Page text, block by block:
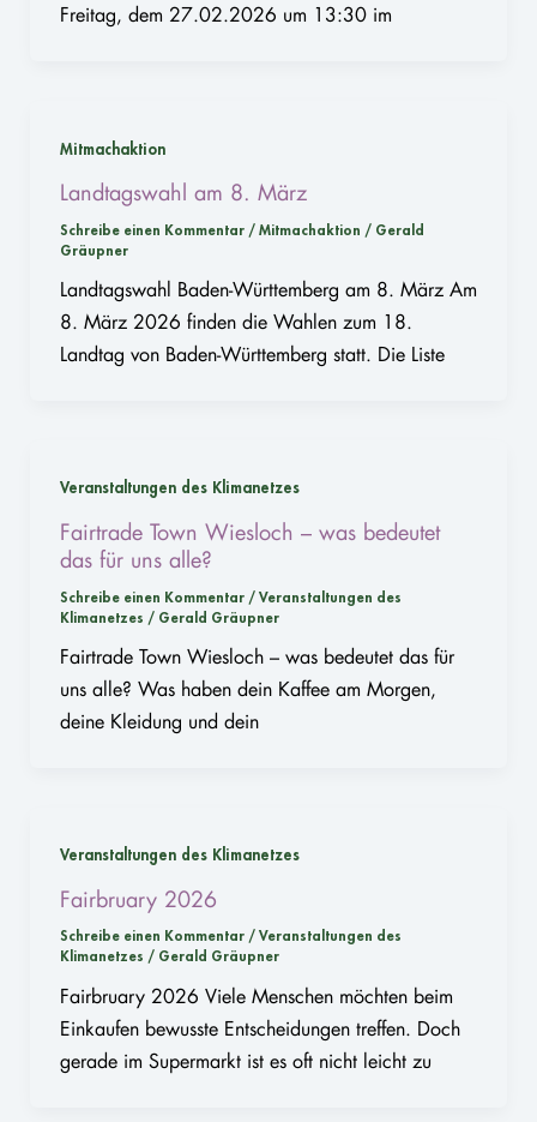
Freitag, dem 27.02.2026 um 13:30 im
Mitmachaktion
Landtagswahl am 8. März
Schreibe einen Kommentar / Mitmachaktion / Gerald
Gräupner
Landtagswahl Baden-Württemberg am 8. März Am
8. März 2026 finden die Wahlen zum 18.
Landtag von Baden-Württemberg statt. Die Liste
Veranstaltungen des Klimanetzes
Fairtrade Town Wiesloch – was bedeutet
das für uns alle?
Schreibe einen Kommentar / Veranstaltungen des
Klimanetzes / Gerald Gräupner
Fairtrade Town Wiesloch – was bedeutet das für
uns alle? Was haben dein Kaffee am Morgen,
deine Kleidung und dein
Veranstaltungen des Klimanetzes
Fairbruary 2026
Schreibe einen Kommentar / Veranstaltungen des
Klimanetzes / Gerald Gräupner
Fairbruary 2026 Viele Menschen möchten beim
Einkaufen bewusste Entscheidungen treffen. Doch
gerade im Supermarkt ist es oft nicht leicht zu